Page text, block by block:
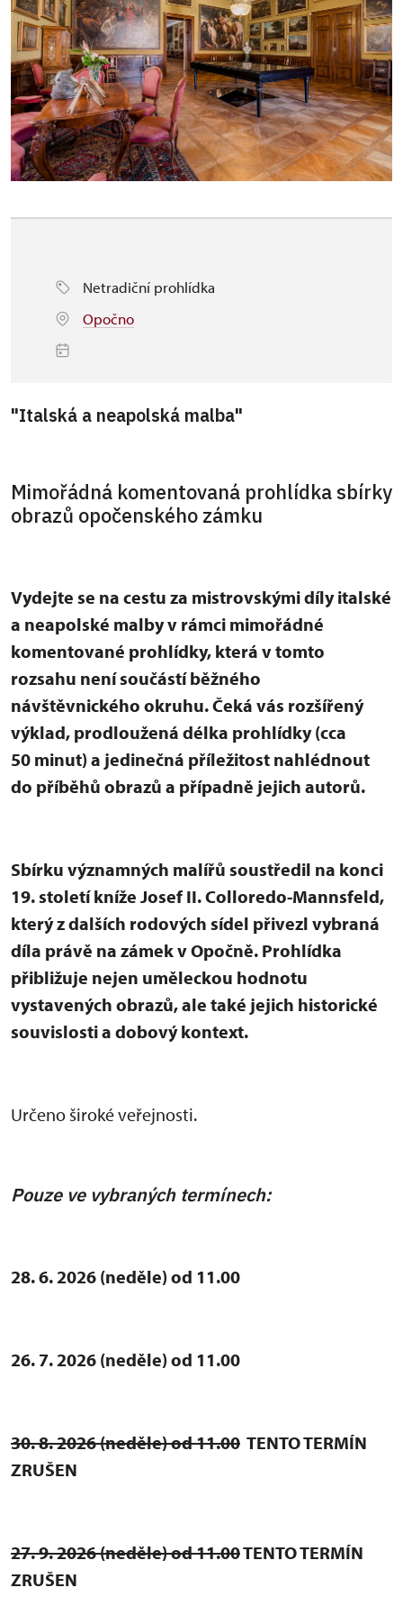
Netradiční prohlídka
Opočno
"Italská a neapolská malba"
Mimořádná komentovaná prohlídka sbírky
obrazů opočenského zámku
Vydejte se na cestu za mistrovskými díly italské
a neapolské malby v rámci mimořádné
komentované prohlídky, která v tomto
rozsahu není součástí běžného
návštěvnického okruhu. Čeká vás rozšířený
výklad, prodloužená délka prohlídky (cca
50 minut) a jedinečná příležitost nahlédnout
do příběhů obrazů a případně jejich autorů.
Sbírku významných malířů soustředil na konci
19. století kníže Josef II. Colloredo-Mannsfeld,
který z dalších rodových sídel přivezl vybraná
díla právě na zámek v Opočně. Prohlídka
přibližuje nejen uměleckou hodnotu
vystavených obrazů, ale také jejich historické
souvislosti a dobový kontext.
Určeno široké veřejnosti.
Pouze ve vybraných termínech:
28. 6. 2026 (neděle) od 11.00
26. 7. 2026 (neděle) od 11.00
30. 8. 2026 (neděle) od 11.00 TENTO TERMÍN
ZRUŠEN
27. 9. 2026 (neděle) od 11.00TENTO TERMÍN
ZRUŠEN